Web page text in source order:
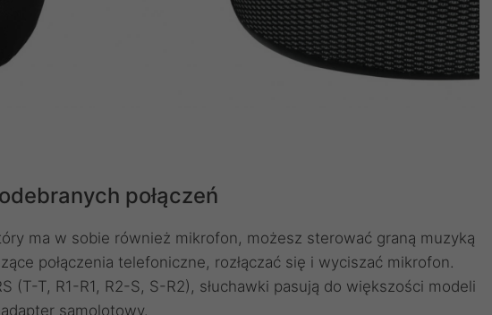
połączeń
ma w sobie również mikrofon, możesz sterować graną muzyką
połączenia telefoniczne, rozłączać się i wyciszać mikrofon.
(T-T, R1-R1, R2-S, S-R2), słuchawki pasują do większości modeli
samolotowy.